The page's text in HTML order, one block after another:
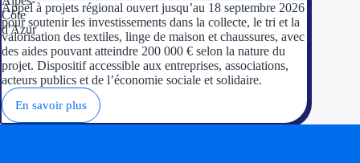
Appel à projets régional ouvert jusqu’au 18 septembre 2026
pour soutenir les investissements dans la collecte, le tri et la
valorisation des textiles, linge de maison et chaussures, avec
des aides pouvant atteindre 200 000 € selon la nature du
projet. Dispositif accessible aux entreprises, associations,
acteurs publics et de l’économie sociale et solidaire.
En savoir plus